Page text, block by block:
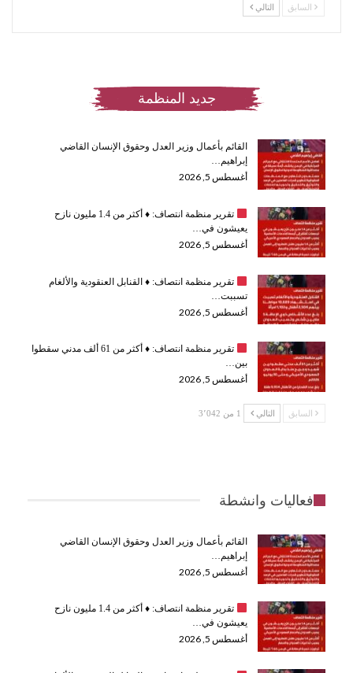
السابق التالي
جديد المنظمة
القائم بأعمال وزير العدل وحقوق الإنسان القاضي
إبراهيم…
أغسطس 5, 2026
تقرير منظمة انتصاف: ♦️
أكثر من 1.4 مليون نازح
يعيشون في…
أغسطس 5, 2026
تقرير منظمة انتصاف: ♦️القنابل العنقودية والألغام
تسببت…
أغسطس 5, 2026
تقرير منظمة انتصاف: ♦️
أكثر من 61 ألف مدني سقطوا
بين…
أغسطس 5, 2026
السابق التالي 1 من 3٬042
فعاليات وانشطة
القائم بأعمال وزير العدل وحقوق الإنسان القاضي
إبراهيم…
أغسطس 5, 2026
تقرير منظمة انتصاف: ♦️
أكثر من 1.4 مليون نازح
يعيشون في…
أغسطس 5, 2026